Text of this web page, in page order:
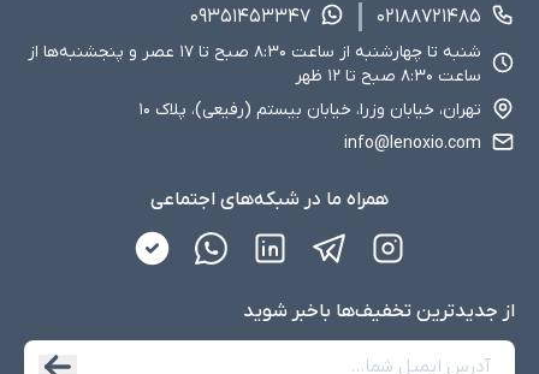
۰۲۱۸۸۷۲۱۴۸۵
۰۹۳۵۱۴۵۳۳۴۷
شنبه تا چهارشنبه از ساعت ۸:۳۰ صبح تا ۱۷ عصر و پنجشنبه‌ها از
ساعت ۸:۳۰ صبح تا ۱۲ ظهر
تهران، خیابان وزرا، خیابان بیستم (رفیعی)، پلاک ۱۰
info@lenoxio.com
همراه ما در شبکه‌های اجتماعی
از جدید‌ترین تخفیف‌ها با‌خبر شوید